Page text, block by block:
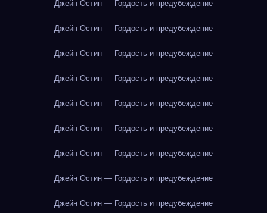
Джейн Остин — Гордость и предубеждение
Джейн Остин — Гордость и предубеждение
Джейн Остин — Гордость и предубеждение
Джейн Остин — Гордость и предубеждение
Джейн Остин — Гордость и предубеждение
Джейн Остин — Гордость и предубеждение
Джейн Остин — Гордость и предубеждение
Джейн Остин — Гордость и предубеждение
Джейн Остин — Гордость и предубеждение